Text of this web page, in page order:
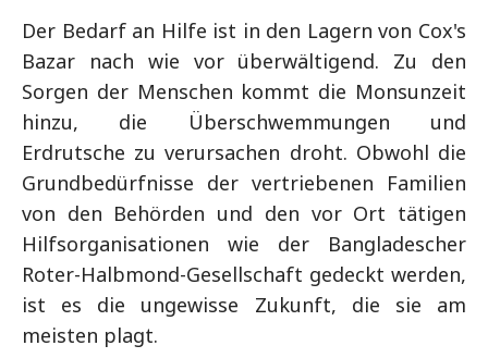
Der Bedarf an Hilfe ist in den Lagern von Cox's
Bazar nach wie vor überwältigend. Zu den
Sorgen der Menschen kommt die Monsunzeit
hinzu, die Überschwemmungen und
Erdrutsche zu verursachen droht. Obwohl die
Grundbedürfnisse der vertriebenen Familien
von den Behörden und den vor Ort tätigen
Hilfsorganisationen wie der Bangladescher
Roter-Halbmond-Gesellschaft gedeckt werden,
ist es die ungewisse Zukunft, die sie am
meisten plagt.